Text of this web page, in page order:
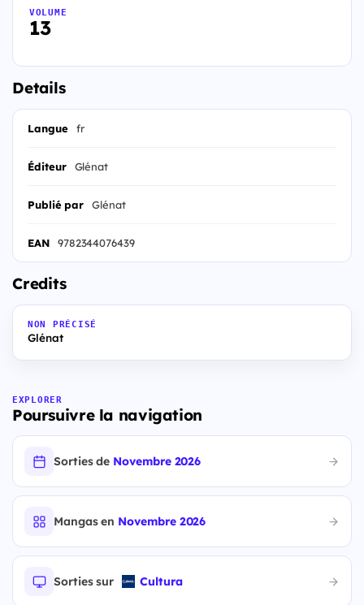
13
VOLUME
Details
Langue fr
Éditeur Glénat
Publié par Glénat
EAN 9782344076439
Credits
NON PRÉCISÉ
Glénat
EXPLORER
Poursuivre la navigation
Sorties de Novembre 2026
Mangas en Novembre 2026
Sorties sur Cultura